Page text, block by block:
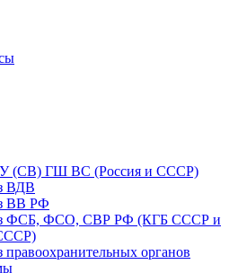
(СВ) ГШ ВС (Россия и СССР)
ВДВ
ВВ РФ
ФСБ, ФСО, СВР РФ (КГБ СССР и
правоохранительных органов